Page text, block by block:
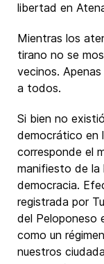
libertad en
Mientras los
tirano no se
vecinos.
a todos.
Si bien no
democrático en
corresponde el
manifiesto de
democracia.
registrada por
del Peloponeso
como un
nuestros